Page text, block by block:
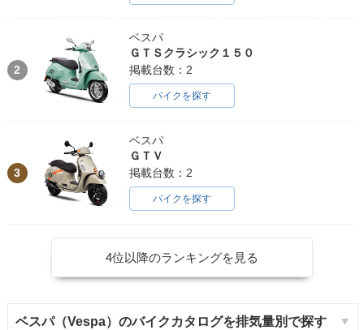
2
ベスパ
ＧＴＳクラシック１５０
掲載台数：2
バイクを探す
3
ベスパ
ＧＴＶ
掲載台数：2
バイクを探す
4位以降のランキングを見る
ベスパ（Vespa）のバイクカタログを排気量別で探す